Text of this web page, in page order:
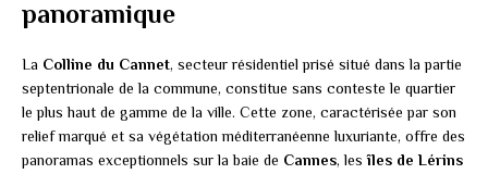
panoramique
La Colline du Cannet, secteur résidentiel prisé situé dans la partie
septentrionale de la commune, constitue sans conteste le quartier
le plus haut de gamme de la ville. Cette zone, caractérisée par son
relief marqué et sa végétation méditerranéenne luxuriante, offre des
panoramas exceptionnels sur la baie de Cannes, lesîles de Lérins